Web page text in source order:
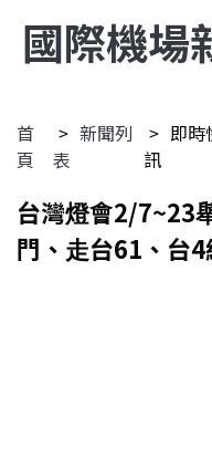
國際機場
首
頁
新聞列
表
即時
訊
台灣燈會2/7~23
門、走台61、台4